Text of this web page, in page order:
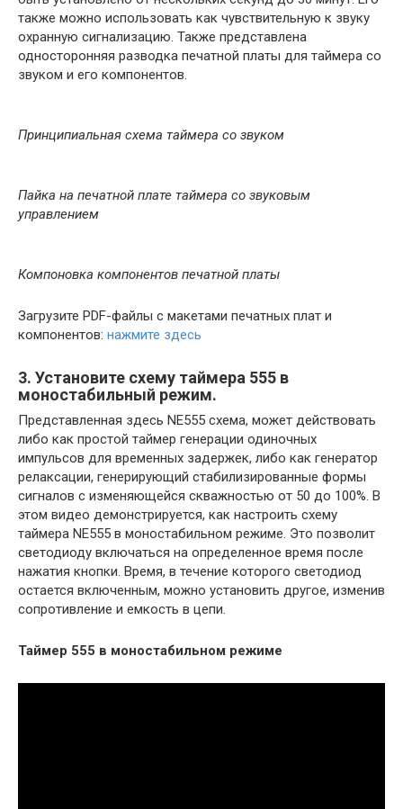
также можно использовать как чувствительную к звуку
охранную сигнализацию. Также представлена ​​
односторонняя разводка печатной платы для таймера со
звуком и его компонентов.
Принципиальная схема таймера со звуком
Пайка на печатной плате таймера со звуковым
управлением
Компоновка компонентов печатной платы
Загрузите PDF-файлы с макетами печатных плат и
компонентов: нажмите здесь
3. Установите схему таймера 555 в
моностабильный режим.
Представленная здесь NE555 схема, может действовать
либо как простой таймер генерации одиночных
импульсов для временных задержек, либо как генератор
релаксации, генерирующий стабилизированные формы
сигналов с изменяющейся скважностью от 50 до 100%. В
этом видео демонстрируется, как настроить схему
таймера NE555 в моностабильном режиме. Это позволит
светодиоду включаться на определенное время после
нажатия кнопки. Время, в течение которого светодиод
остается включенным, можно установить другое, изменив
сопротивление и емкость в цепи.
Таймер 555 в моностабильном режиме